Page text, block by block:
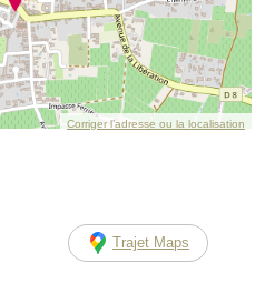
Corriger l’adresse ou la localisation
Trajet Maps